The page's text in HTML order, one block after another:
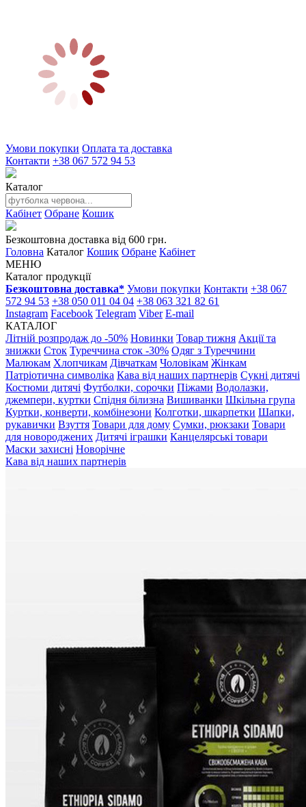
Умови покупки Оплата та доставка
Контакти +38 067 572 94 53
Каталог
Кабінет Обране Кошик
Безкоштовна доставка від 600 грн.
Головна Каталог Кошик Обране Кабінет
МЕНЮ
Каталог продукції
Безкоштовна доставка* Умови покупки Контакти +38 067
572 94 53 +38 050 011 04 04 +38 063 321 82 61
Instagram Facebook Telegram Viber E-mail
КАТАЛОГ
Літній розпродаж до -50% Новинки Товар тижня Акції та
знижки Сток Туреччина сток -30% Одяг з Туреччини
Малюкам Хлопчикам Дівчаткам Чоловікам Жінкам
Патріотична символіка Кава від наших партнерів Сукні дитячі
Костюми дитячі Футболки, сорочки Піжами Водолазки,
джемпери, куртки Спідня білизна Вишиванки Шкільна група
Куртки, конверти, комбінезони Колготки, шкарпетки Шапки,
рукавички Взуття Товари для дому Сумки, рюкзаки Товари
для новороджених Дитячі іграшки Канцелярські товари
Маски захисні Новорічне
Кава від наших партнерів